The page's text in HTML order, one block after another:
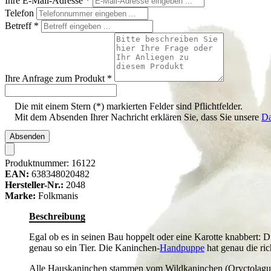
Telefon
Betreff *
Ihre Anfrage zum Produkt *
Die mit einem Stern (*) markierten Felder sind Pflichtfelder.
Mit dem Absenden Ihrer Nachricht erklären Sie, dass Sie unsere
Absenden
Produktnummer: 16122
EAN: 638348020482
Hersteller-Nr.: 2048
Marke: Folkmanis
Beschreibung
Egal ob es in seinen Bau hoppelt oder eine Karotte knabbert:
genau so ein Tier. Die Kaninchen-Handpuppe hat genau die
Alle Hauskaninchen stammen vom Wildkaninchen